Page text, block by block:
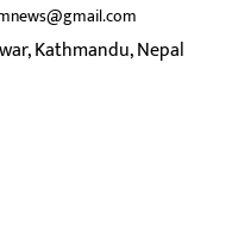
Kathmandu, Nepal